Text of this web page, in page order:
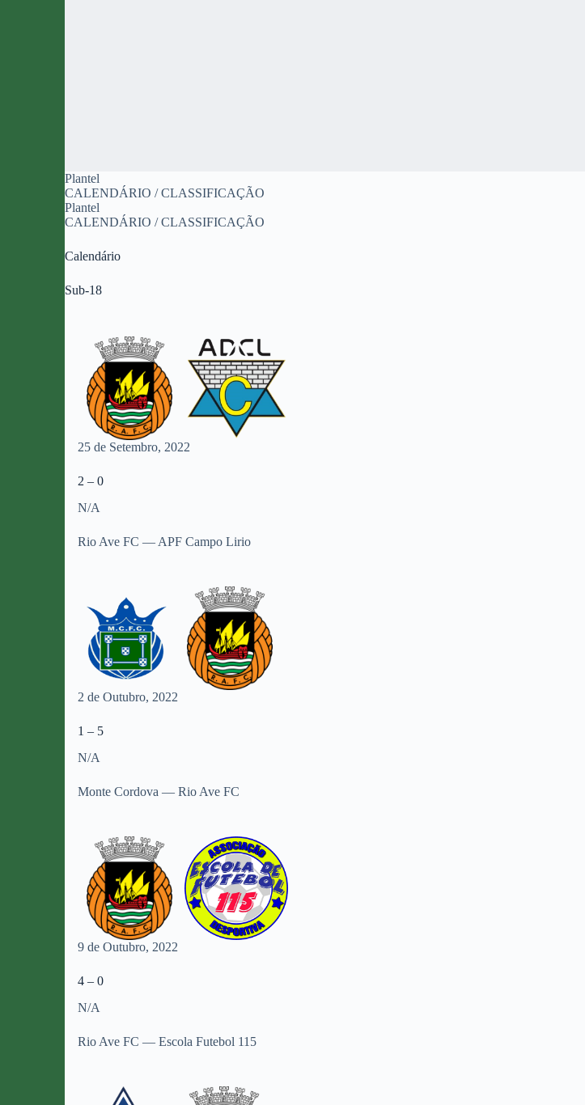
Plantel
CALENDÁRIO / CLASSIFICAÇÃO
Plantel
CALENDÁRIO / CLASSIFICAÇÃO
Calendário
Sub-18
25 de Setembro, 2022
2 – 0
N/A
Rio Ave FC — APF Campo Lirio
2 de Outubro, 2022
1 – 5
N/A
Monte Cordova — Rio Ave FC
9 de Outubro, 2022
4 – 0
N/A
Rio Ave FC — Escola Futebol 115